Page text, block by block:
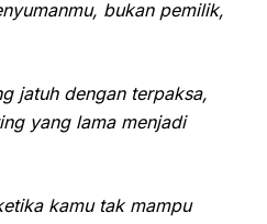
bukan pemilik,
jatuh dengan terpaksa,
yang lama menjadi
kamu tak mampu